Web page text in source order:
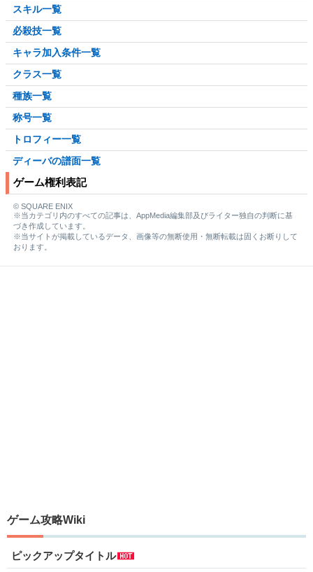
スキル一覧
必殺技一覧
キャラ加入条件一覧
クラス一覧
種族一覧
称号一覧
トロフィー一覧
ディーバの譜面一覧
ゲーム権利表記
© SQUARE ENIX
※当カテゴリ内のすべての記事は、AppMedia編集部及びライター独自の判断に基
づき作成しています。
※当サイトが掲載しているデータ、画像等の無断使用・無断転載は固くお断りして
おります。
ゲーム攻略Wiki
ピックアップタイトル